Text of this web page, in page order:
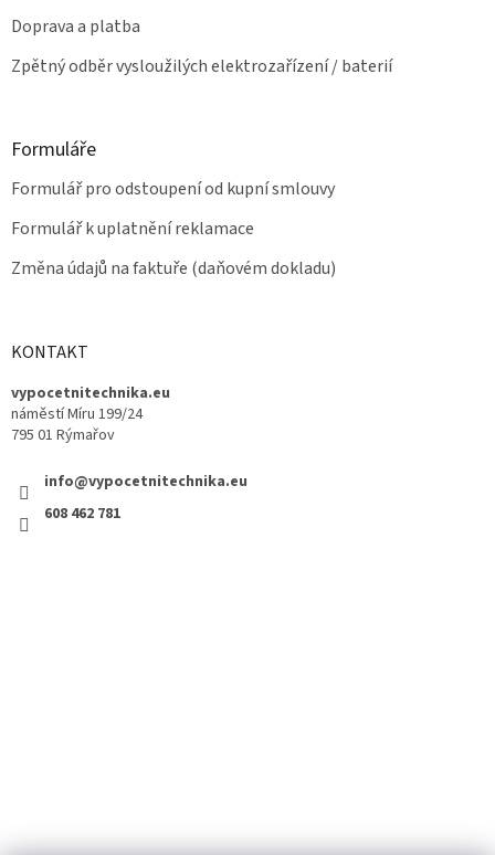
Doprava a platba
Zpětný odběr vysloužilých elektrozařízení / baterií
Formuláře
Formulář pro odstoupení od kupní smlouvy
Formulář k uplatnění reklamace
Změna údajů na faktuře (daňovém dokladu)
KONTAKT
vypocetnitechnika.eu
náměstí Míru 199/24
795 01 Rýmařov
info@vypocetnitechnika.eu
608 462 781